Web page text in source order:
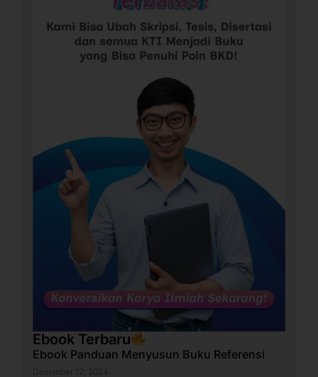
Ebook Terbaru
Ebook Panduan Menyusun Buku Referensi
Desember 12, 2024